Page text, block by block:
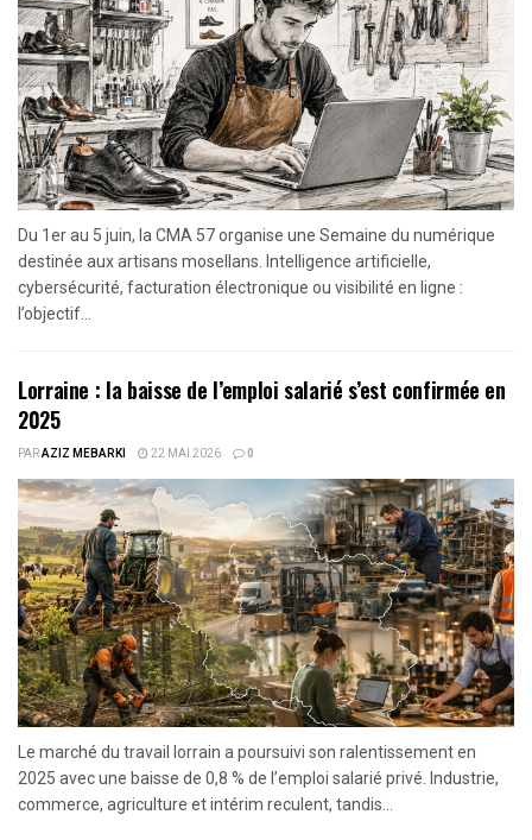
Du 1er au 5 juin, la CMA 57 organise une Semaine du numérique
destinée aux artisans mosellans. Intelligence artificielle,
cybersécurité, facturation électronique ou visibilité en ligne :
l’objectif...
Lorraine : la baisse de l’emploi salarié s’est confirmée en
2025
PARAZIZ MEBARKI 22 MAI 2026 0
Le marché du travail lorrain a poursuivi son ralentissement en
2025 avec une baisse de 0,8 % de l’emploi salarié privé. Industrie,
commerce, agriculture et intérim reculent, tandis...